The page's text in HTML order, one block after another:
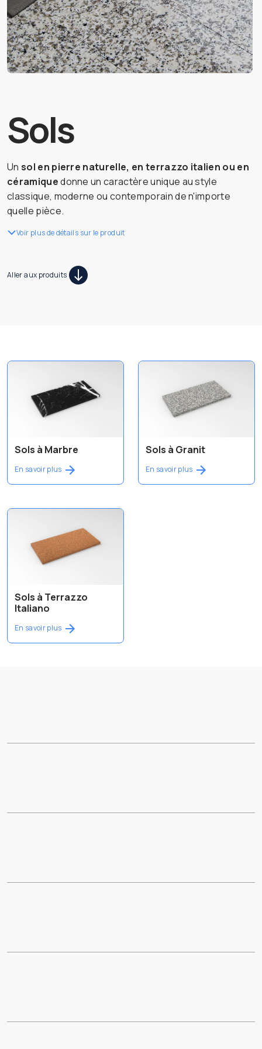
Sols
Un sol en pierre naturelle, en terrazzo italien ou en
céramiquedonne un caractère unique au style
classique, moderne ou contemporain de n'importe
quelle pièce.
Voir plus de détails sur le produit
Aller aux produits
Sols à Marbre
En savoir plus
Sols à Granit
En savoir plus
Sols à Terrazzo
Italiano
En savoir plus